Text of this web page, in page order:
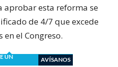
aprobar esta reforma se
de 4/7 que excede
el Congreso.
UN
AVÍSANOS